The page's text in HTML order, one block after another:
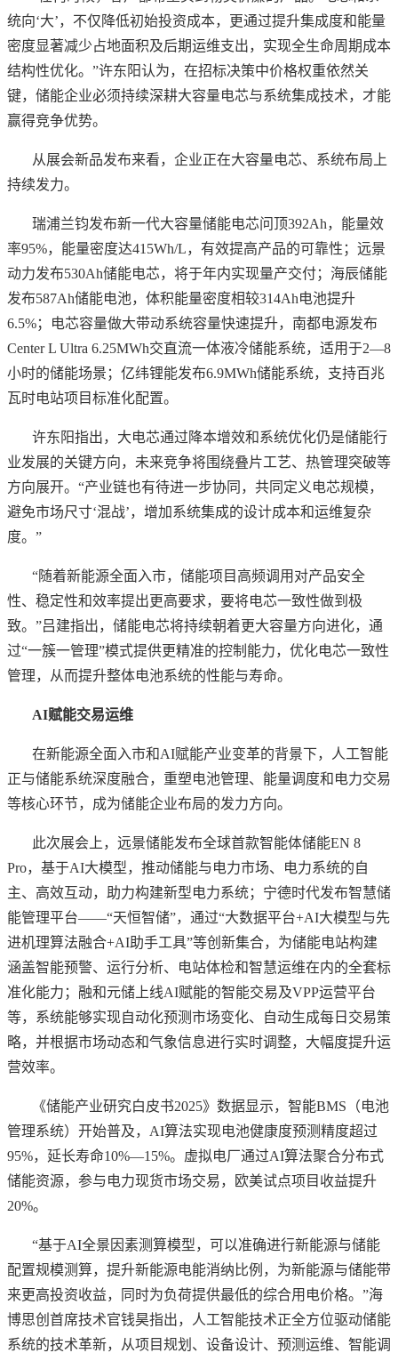
统向‘大’，不仅降低初始投资成本，更通过提升集成度和能量
密度显著减少占地面积及后期运维支出，实现全生命周期成本
结构性优化。”许东阳认为，在招标决策中价格权重依然关
键，储能企业必须持续深耕大容量电芯与系统集成技术，才能
赢得竞争优势。
从展会新品发布来看，企业正在大容量电芯、系统布局上
持续发力。
瑞浦兰钧发布新一代大容量储能电芯问顶392Ah，能量效
率95%，能量密度达415Wh/L，有效提高产品的可靠性；远景
动力发布530Ah储能电芯，将于年内实现量产交付；海辰储能
发布587Ah储能电池，体积能量密度相较314Ah电池提升
6.5%；电芯容量做大带动系统容量快速提升，南都电源发布
Center L Ultra 6.25MWh交直流一体液冷储能系统，适用于2—8
小时的储能场景；亿纬锂能发布6.9MWh储能系统，支持百兆
瓦时电站项目标准化配置。
许东阳指出，大电芯通过降本增效和系统优化仍是储能行
业发展的关键方向，未来竞争将围绕叠片工艺、热管理突破等
方向展开。 “产业链也有待进一步协同，共同定义电芯规模，
避免市场尺寸‘混战’，增加系统集成的设计成本和运维复杂
度。”
“随着新能源全面入市，储能项目高频调用对产品安全
性、稳定性和效率提出更高要求，要将电芯一致性做到极
致。”吕建指出，储能电芯将持续朝着更大容量方向进化，通
过“一簇一管理”模式提供更精准的控制能力，优化电芯一致性
管理，从而提升整体电池系统的性能与寿命。
AI赋能交易运维
在新能源全面入市和AI赋能产业变革的背景下，人工智能
正与储能系统深度融合，重塑电池管理、能量调度和电力交易
等核心环节，成为储能企业布局的发力方向。
此次展会上，远景储能发布全球首款智能体储能EN 8
Pro，基于AI大模型，推动储能与电力市场、电力系统的自
主、高效互动，助力构建新型电力系统；宁德时代发布智慧储
能管理平台——“天恒智储”，通过“大数据平台+AI大模型与先
进机理算法融合+AI助手工具”等创新集合，为储能电站构建
涵盖智能预警、运行分析、电站体检和智慧运维在内的全套标
准化能力；融和元储上线AI赋能的智能交易及VPP运营平台
等，系统能够实现自动化预测市场变化、自动生成每日交易策
略，并根据市场动态和气象信息进行实时调整，大幅度提升运
营效率。
《储能产业研究白皮书2025》数据显示，智能BMS（电池
管理系统）开始普及，AI算法实现电池健康度预测精度超过
95%，延长寿命10%—15%。虚拟电厂通过AI算法聚合分布式
储能资源，参与电力现货市场交易，欧美试点项目收益提升
20%。
“基于AI全景因素测算模型，可以准确进行新能源与储能
配置规模测算，提升新能源电能消纳比例，为新能源与储能带
来更高投资收益，同时为负荷提供最低的综合用电价格。”海
博思创首席技术官钱昊指出，人工智能技术正全方位驱动储能
系统的技术革新，从项目规划、设备设计、预测运维、智能调